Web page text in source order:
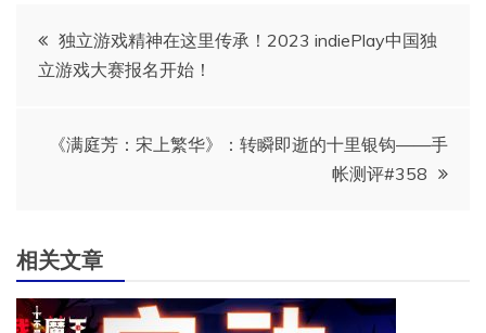
文
章
独立游戏精神在这里传承！2023 indiePlay中国独
立游戏大赛报名开始！
《满庭芳：宋上繁华》：转瞬即逝的十里银钩——手
帐测评#358
相关文章